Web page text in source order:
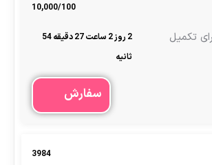
10,000/100
2 روز 2 ساعت 27 دقیقه 54
ثانیه
سفارش
3984